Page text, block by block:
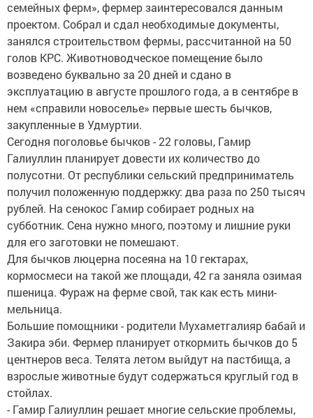
семейных ферм», фермер заинтересовался данным
проектом. Собрал и сдал необходимые документы,
занялся строительством фермы, рассчитанной на 50
голов КРС. Животноводческое помещение было
возведено буквально за 20 дней и сдано в
эксплуатацию в августе прошлого года, а в сентябре в
нем «справили новоселье» первые шесть бычков,
закупленные в Удмуртии.
Сегодня поголовье бычков - 22 головы, Гамир
Галиуллин планирует довести их количество до
полусотни. От республики сельский предприниматель
получил положенную поддержку: два раза по 250 тысяч
рублей. На сенокос Гамир собирает родных на
субботник. Сена нужно много, поэтому и лишние руки
для его заготовки не помешают.
Для бычков люцерна посеяна на 10 гектарах,
кормосмеси на такой же площади, 42 га заняла озимая
пшеница. Фураж на ферме свой, так как есть мини-
мельница.
Большие помощники - родители Мухаметгалияр бабай и
Закира эби. Фермер планирует откормить бычков до 5
центнеров веса. Телята летом выйдут на пастбища, а
взрослые животные будут содержаться круглый год в
стойлах.
- Гамир Галиуллин решает многие сельские проблемы,